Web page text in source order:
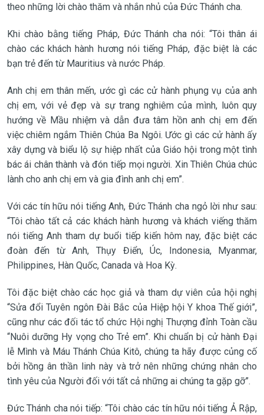
theo những lời chào thăm và nhắn nhủ của Đức Thánh cha.
Khi chào bằng tiếng Pháp, Đức Thánh cha nói: “Tôi thân ái
chào các khách hành hương nói tiếng Pháp, đặc biệt là các
bạn trẻ đến từ Mauritius và nước Pháp.
Anh chị em thân mến, ước gì các cử hành phụng vụ của anh
chị em, với vẻ đẹp và sự trang nghiêm của mình, luôn quy
hướng về Mầu nhiệm và dẫn đưa tâm hồn anh chị em đến
việc chiêm ngắm Thiên Chúa Ba Ngôi. Ước gì các cử hành ấy
xây dựng và biểu lộ sự hiệp nhất của Giáo hội trong một tình
bác ái chân thành và đón tiếp mọi người. Xin Thiên Chúa chúc
lành cho anh chị em và gia đình anh chị em”.
Với các tín hữu nói tiếng Anh, Đức Thánh cha ngỏ lời như sau:
“Tôi chào tất cả các khách hành hương và khách viếng thăm
nói tiếng Anh tham dự buổi tiếp kiến hôm nay, đặc biệt các
đoàn đến từ Anh, Thụy Điển, Úc, Indonesia, Myanmar,
Philippines, Hàn Quốc, Canada và Hoa Kỳ.
Tôi đặc biệt chào các học giả và tham dự viên của hội nghị
“Sửa đổi Tuyên ngôn Đài Bắc của Hiệp hội Y khoa Thế giới”,
cũng như các đối tác tổ chức Hội nghị Thượng đỉnh Toàn cầu
“Nuôi dưỡng Hy vọng cho Trẻ em”. Khi chuẩn bị cử hành Đại
lễ Mình và Máu Thánh Chúa Kitô, chúng ta hãy được củng cố
bởi hồng ân thần linh này và trở nên những chứng nhân cho
tình yêu của Người đối với tất cả những ai chúng ta gặp gỡ”.
Đức Thánh cha nói tiếp: “Tôi chào các tín hữu nói tiếng Ả Rập,